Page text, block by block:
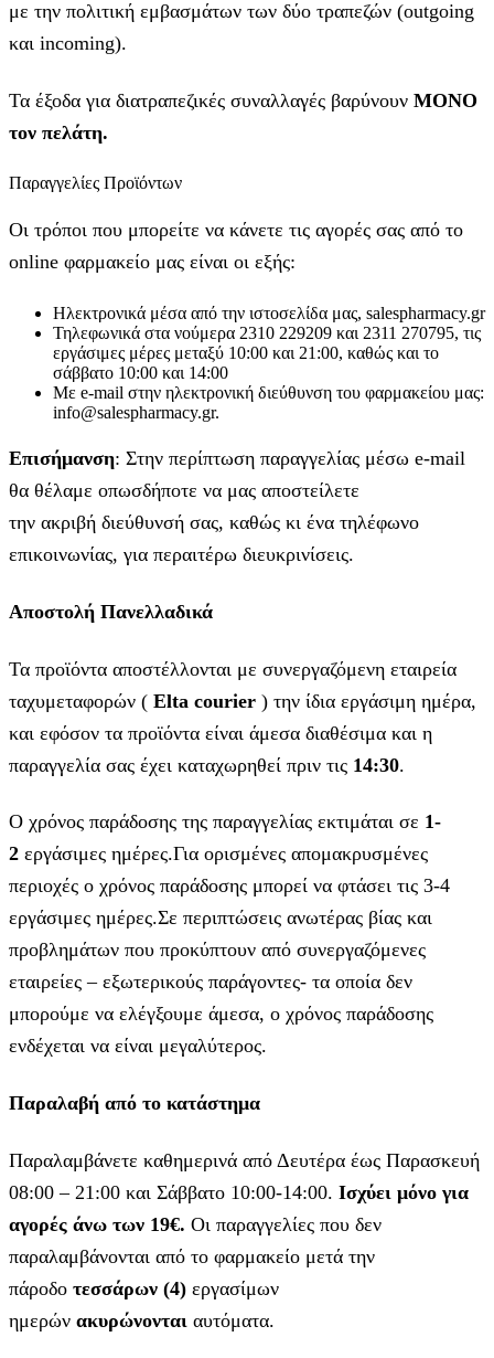
με την πολιτική εμβασμάτων των δύο τραπεζών (outgoing
και incoming).
Τα έξοδα για διατραπεζικές συναλλαγές βαρύνουν MONO
τον πελάτη.
Παραγγελίες Προϊόντων
Οι τρόποι που μπορείτε να κάνετε τις αγορές σας από το
online φαρμακείο μας είναι οι εξής:
Ηλεκτρονικά μέσα από την ιστοσελίδα μας, salespharmacy.gr
Τηλεφωνικά στα νούμερα 2310 229209 και 2311 270795, τις
εργάσιμες μέρες μεταξύ 10:00 και 21:00, καθώς και το
σάββατο 10:00 και 14:00
Με e-mail στην ηλεκτρονική διεύθυνση του φαρμακείου μας:
info@salespharmacy.gr.
Επισήμανση: Στην περίπτωση παραγγελίας μέσω e-mail
θα θέλαμε οπωσδήποτε να μας αποστείλετε
την ακριβή διεύθυνσή σας, καθώς κι ένα τηλέφωνο
επικοινωνίας, για περαιτέρω διευκρινίσεις.
Αποστολή Πανελλαδικά
Τα προϊόντα αποστέλλονται με συνεργαζόμενη εταιρεία
ταχυμεταφορών ( Elta courier ) την ίδια εργάσιμη ημέρα,
και εφόσον τα προϊόντα είναι άμεσα διαθέσιμα και η
παραγγελία σας έχει καταχωρηθεί πριν τις 14:30.
Ο χρόνος παράδοσης της παραγγελίας εκτιμάται σε 1-
2 εργάσιμες ημέρες.Για ορισμένες απομακρυσμένες
περιοχές ο χρόνος παράδοσης μπορεί να φτάσει τις 3-4
εργάσιμες ημέρες.Σε περιπτώσεις ανωτέρας βίας και
προβλημάτων που προκύπτουν από συνεργαζόμενες
εταιρείες – εξωτερικούς παράγοντες- τα οποία δεν
μπορούμε να ελέγξουμε άμεσα, ο χρόνος παράδοσης
ενδέχεται να είναι μεγαλύτερος.
Παραλαβή από το κατάστημα
Παραλαμβάνετε καθημερινά από Δευτέρα έως Παρασκευή
08:00 – 21:00 και Σάββατο 10:00-14:00. Ισχύει μόνο για
αγορές άνω των 19€. Οι παραγγελίες που δεν
παραλαμβάνονται από το φαρμακείο μετά την
πάροδο τεσσάρων (4) εργασίμων
ημερών ακυρώνονται αυτόματα.